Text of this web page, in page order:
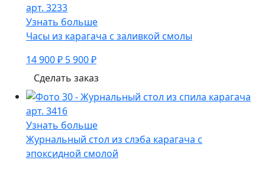
арт. 3233
Узнать больше
Часы из карагача с заливкой смолы
14 900 ₽ 5 900 ₽
Сделать заказ
арт. 3416
Узнать больше
Журнальный стол из слэба карагача с
эпоксидной смолой